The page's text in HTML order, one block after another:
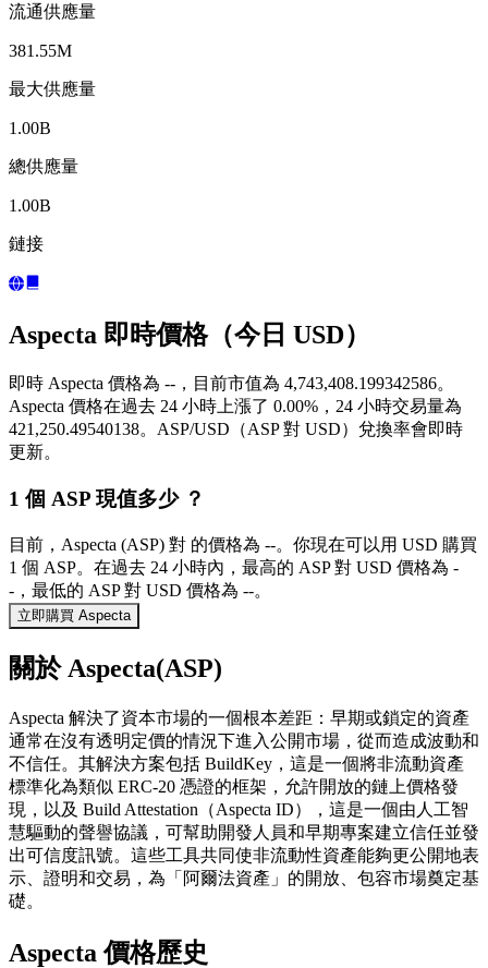
流通供應量
381.55M
最大供應量
1.00B
總供應量
1.00B
鏈接
Aspecta 即時價格（今日 USD）
即時 Aspecta 價格為 --，目前市值為 4,743,408.199342586。
Aspecta 價格在過去 24 小時上漲了 0.00%，24 小時交易量為
421,250.49540138。ASP/USD（ASP 對 USD）兌換率會即時
更新。
1 個 ASP 現值多少 ？
目前，Aspecta (ASP) 對 的價格為 --。你現在可以用 USD 購買
1 個 ASP。在過去 24 小時內，最高的 ASP 對 USD 價格為 -
-，最低的 ASP 對 USD 價格為 --。
立即購買 Aspecta
關於 Aspecta(ASP)
Aspecta 解決了資本市場的一個根本差距：早期或鎖定的資產
通常在沒有透明定價的情況下進入公開市場，從而造成波動和
不信任。其解決方案包括 BuildKey，這是一個將非流動資產
標準化為類似 ERC-20 憑證的框架，允許開放的鏈上價格發
現，以及 Build Attestation（Aspecta ID），這是一個由人工智
慧驅動的聲譽協議，可幫助開發人員和早期專案建立信任並發
出可信度訊號。這些工具共同使非流動性資產能夠更公開地表
示、證明和交易，為「阿爾法資產」的開放、包容市場奠定基
礎。
Aspecta 價格歷史